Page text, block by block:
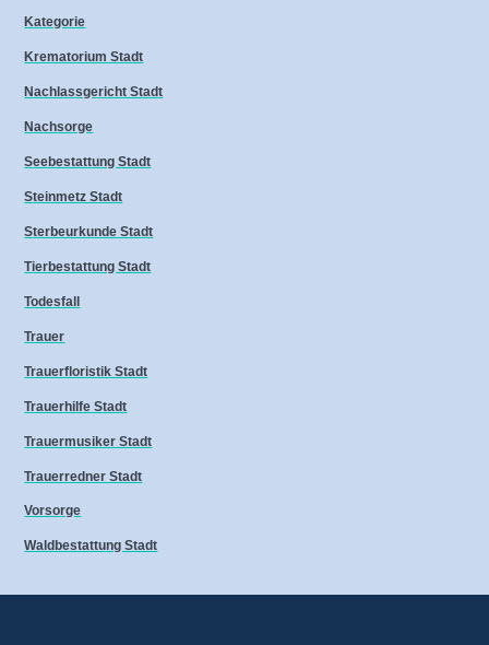
Kategorie
Krematorium Stadt
Nachlassgericht Stadt
Nachsorge
Seebestattung Stadt
Steinmetz Stadt
Sterbeurkunde Stadt
Tierbestattung Stadt
Todesfall
Trauer
Trauerfloristik Stadt
Trauerhilfe Stadt
Trauermusiker Stadt
Trauerredner Stadt
Vorsorge
Waldbestattung Stadt